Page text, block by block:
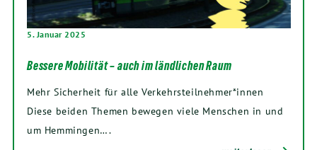
5. Januar 2025
Bessere Mobilität – auch im ländlichen Raum
Mehr Sicherheit für alle Verkehrsteilnehmer*innen
Diese beiden Themen bewegen viele Menschen in und
um Hemmingen….